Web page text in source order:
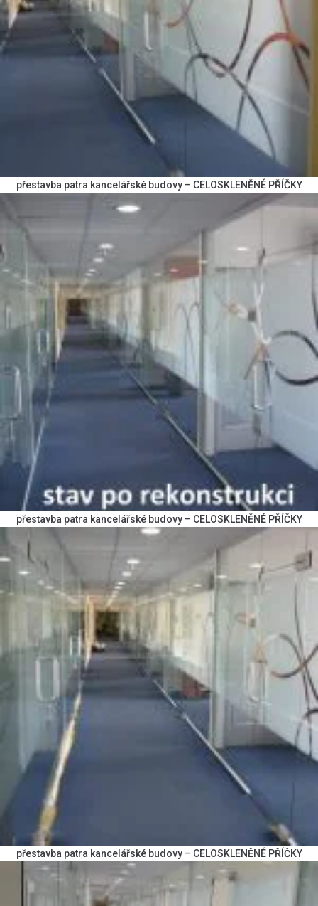
přestavba patra kancelářské budovy – CELOSKLENĚNÉ PŘÍČKY
přestavba patra kancelářské budovy – CELOSKLENĚNÉ PŘÍČKY
přestavba patra kancelářské budovy – CELOSKLENĚNÉ PŘÍČKY